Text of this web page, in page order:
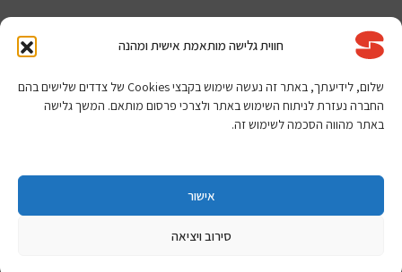
חווית גלישה מותאמת אישית ומהנה
שלום, לידיעתך, באתר זה נעשה שימוש בקבצי Cookies של צדדים שלישים בהם
החברה נעזרת לניתוח השימוש באתר ולצרכי פרסום מותאם. המשך גלישה
באתר מהווה הסכמה לשימוש זה.
אישור
סירוב ויציאה